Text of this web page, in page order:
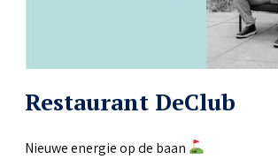
Restaurant DeClub
Nieuwe energie op de baan